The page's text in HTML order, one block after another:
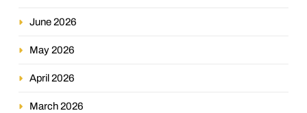
June 2026
May 2026
April 2026
March 2026